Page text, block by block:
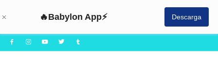
🔥Babylon App⚡ Descarga
Saltar
al